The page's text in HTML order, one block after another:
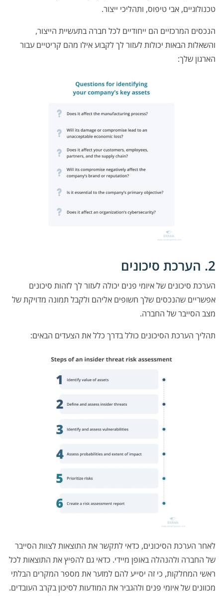
טכנולוגיים, אבי טיפוס, ותהליכי ייצור.
הנכסים המרכזיים הם ייחודיים לכל חברה בתעשיית הייצור,
והשאלות הבאות יכולות לעזור לך לקבוע אילו מהם קריטיים עבור
הארגון שלך:
2. הערכת סיכונים
הערכת סיכונים של איומי פנים יכולה לעזור לך לזהות סיכונים
אפשריים שהנכסים שלך חשופים אליהם ולקבל תמונה מדויקת של
מצב הסייבר של החברה.
תהליך הערכת הסיכונים כולל בדרך כלל את הצעדים הבאים:
לאחר הערכת הסיכונים, כדאי לתקשר את התוצאות לצוות הסייבר
של החברה ולהנהלה באופן מיידי. כדאי גם להפיץ את התוצאות לכל
ראשי המחלקות, כי זה יסייע להם למזער את מספר המקרים הבלתי
מכוונים של איומי פנים ולהגביר את המודעות לסיכון בקרב העובדים.